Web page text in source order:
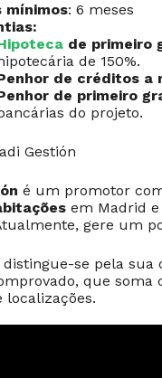
mínimos: 6 meses
de primeiro
de 150%.
de créditos a
de primeiro
do projeto.
Gestión
é um promotor
em Madrid
gere um
se pela sua
que soma
localizações.